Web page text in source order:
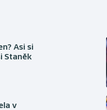
Asi si
Staněk
v